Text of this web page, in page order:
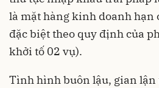
là mặt hàng kinh doanh hạn
đặc biệt theo quy định của
khởi tố 02 vụ).
Tình hình buôn lậu, gian lận